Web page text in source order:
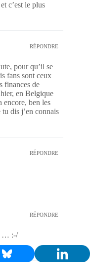
c’est le plus
RÉPONDRE
pour qu’il se
fans sont ceux
finances de
en Belgique
encore, ben les
dis j’en connais
RÉPONDRE
RÉPONDRE
… :-/